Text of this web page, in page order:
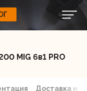
MIG 6в1 PRO
Доставка и